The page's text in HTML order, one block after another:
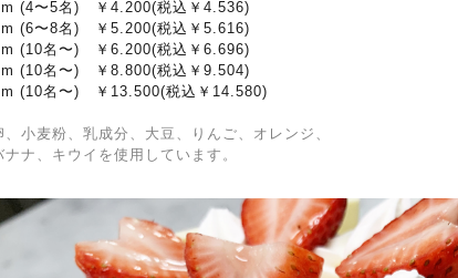
(4〜5名) ￥4.200(税込￥4.536)
(6〜8名) ￥5.200(税込￥5.616)
(10名〜) ￥6.200(税込￥6.696)
(10名〜) ￥8.800(税込￥9.504)
(10名〜) ￥13.500(税込￥14.580)
、小麦粉、乳成分、大豆、
りんご、オレンジ、
ナ、キウイを使用しています。